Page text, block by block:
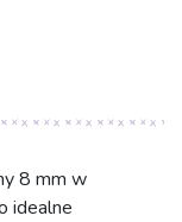
8 mm w
idealne